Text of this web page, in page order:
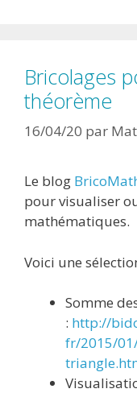
Bricolages
théorème
16/04/20 par
Le blog
pour visualiser
mathématiques.
Voici une
Somme
: http://
fr/2015/